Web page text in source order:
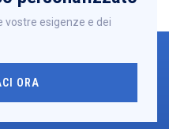
vostre esigenze e dei
ORA